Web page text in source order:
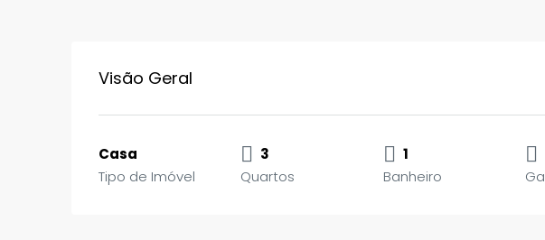
Visão Geral
Casa
Tipo de Imóvel
3
Quartos
1
Banheiro